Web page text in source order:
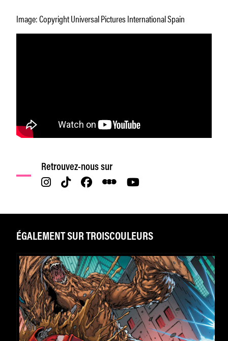
Image: Copyright Universal Pictures International Spain
Retrouvez-nous sur
ÉGALEMENT SUR TROISCOULEURS